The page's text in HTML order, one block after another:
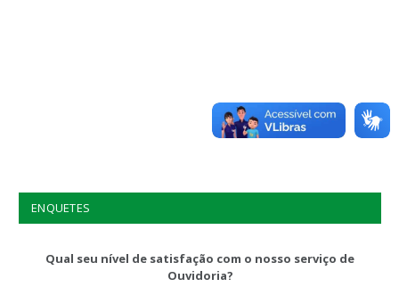
ENQUETES
Qual seu nível de satisfação com o nosso serviço de
Ouvidoria?